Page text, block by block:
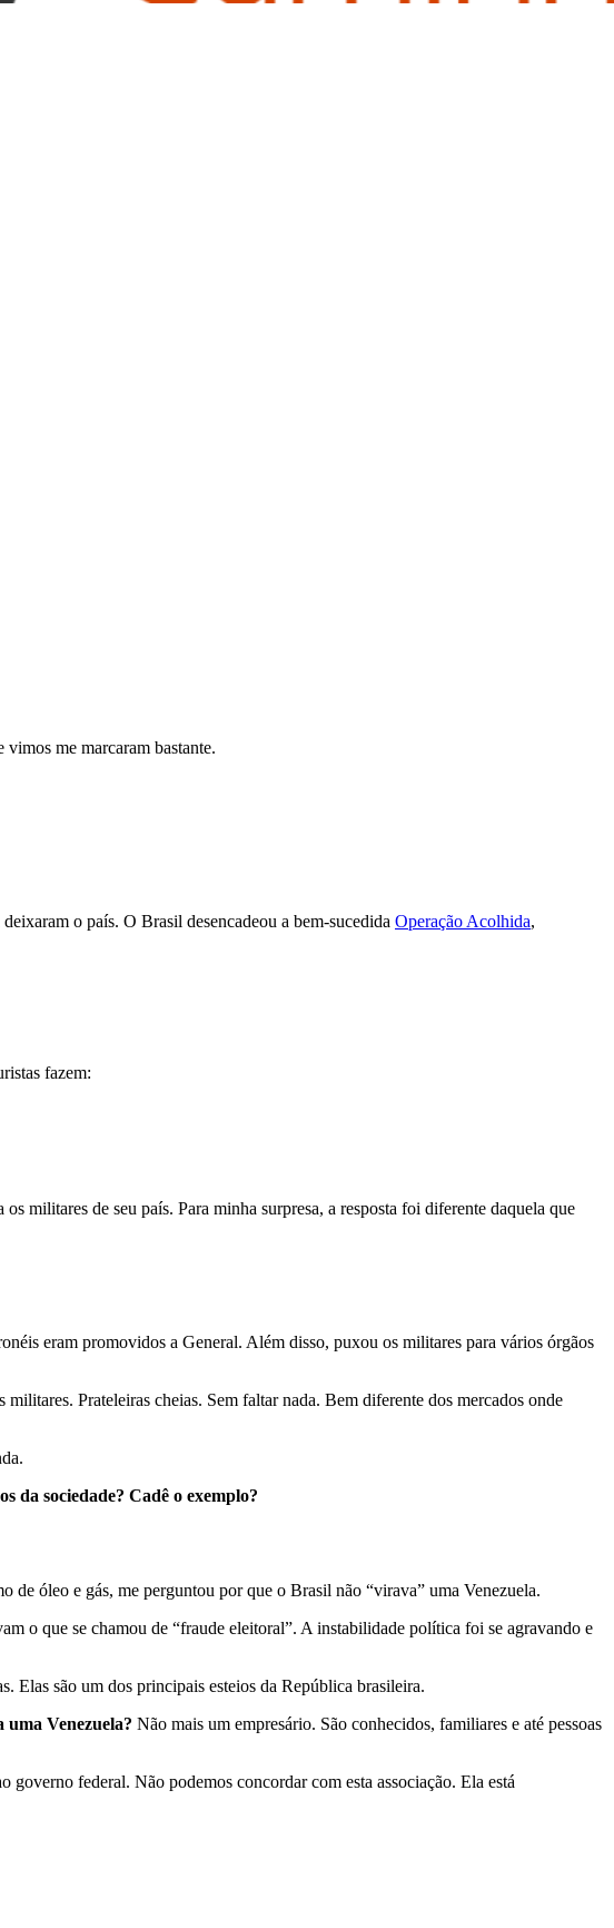
me marcaram bastante.
o país. O Brasil desencadeou a bem-sucedida Operação Acolhida,
fazem:
militares de seu país. Para minha surpresa, a resposta foi diferente daquela que
eram promovidos a General. Além disso, puxou os militares para vários órgãos
Prateleiras cheias. Sem faltar nada. Bem diferente dos mercados onde
da sociedade? Cadê o exemplo?
de óleo e gás, me perguntou por que o Brasil não “virava” uma Venezuela.
o que se chamou de “fraude eleitoral”. A instabilidade política foi se agravando e
Elas são um dos principais esteios da República brasileira.
Venezuela? Não mais um empresário. São conhecidos, familiares e até pessoas
governo federal. Não podemos concordar com esta associação. Ela está